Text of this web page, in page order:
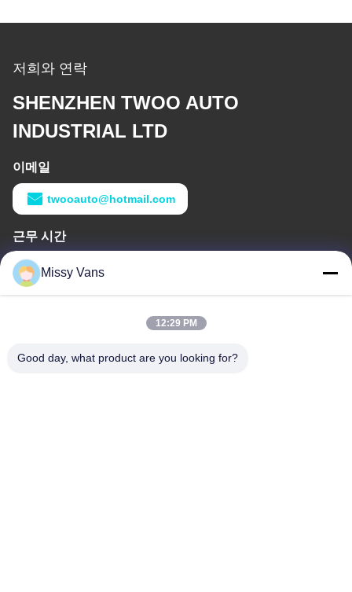
저희와 연락
SHENZHEN TWOO AUTO
INDUSTRIAL LTD
이메일
twooauto@hotmail.com
근무 시간
9:00-18:30
우리 주소
구,?? 진, 중국
Missy Vans
12:29 PM
Good day, what product are you looking for?